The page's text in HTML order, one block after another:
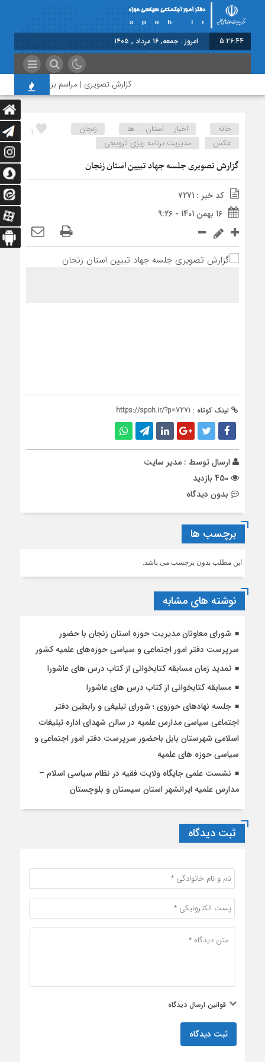
5:26:45 امروز : جمعه, ۱۶ مرداد , ۱۴۰۵
گزارش تصویری | مراسم بزرگداشت امام
1 خانه اخبار استان ها
زنجان
عکس
مدیریت برنامه ریزی ترویجی
گزارش تصویری جلسه جهاد تبیین استان زنجان
کد خبر : 7271
16 بهمن 1401 - 9:26
لینک کوتاه : https://spoh.ir/?p=7271
ارسال توسط : مدیر سایت
بدون دیدگاه
برچسب ها
این مطلب بدون برچسب می باشد.
نوشته های مشابه
شورای معاونان مدیریت حوزه استان زنجان با حضور
سرپرست دفتر امور اجتماعی و سیاسی حوزه‌های علمیه کشور
تمدید زمان مسابقه کتابخوانی از کتاب درس های عاشورا
مسابقه کتابخوانی از کتاب درس های عاشورا
جلسه نهادهای حوزوی ؛ شورای تبلیغی و رابطین دفتر
اجتماعی سیاسی مدارس علمیه در سالن شهدای اداره تبلیغات
اسلامی شهرستان بابل باحضور سرپرست دفتر امور اجتماعی و
سیاسی حوزه های علمیه
نشست علمی جایگاه ولایت فقیه در نظام سیاسی اسلام –
مدارس علمیه ایرانشهر استان سیستان و بلوچستان
ثبت دیدگاه
قوانین ارسال دیدگاه
ثبت دیدگاه